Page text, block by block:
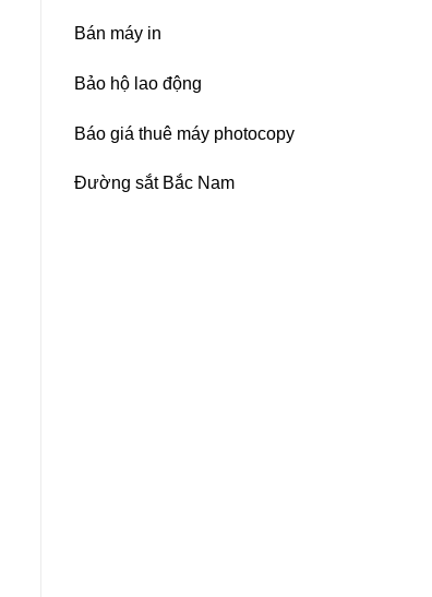
Bán máy in
Bảo hộ lao động
Báo giá thuê máy photocopy
Đường sắt Bắc Nam